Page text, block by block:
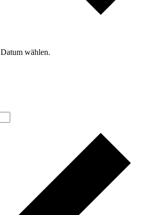
Datum wählen.